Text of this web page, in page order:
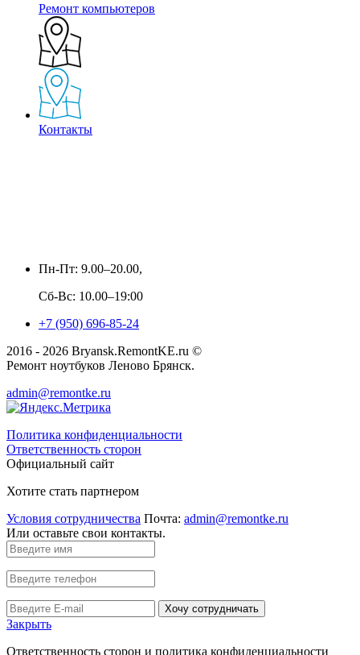
Ремонт компьютеров
Контакты
Пн-Пт: 9.00–20.00,
Сб-Вс: 10.00–19:00
+7 (950) 696-85-24
2016 - 2026 Bryansk.RemontKE.ru ©
Ремонт ноутбуков Леново Брянск.
admin@remontke.ru
Политика конфиденциальности
Ответственность сторон
Официальный сайт
Хотите стать партнером
Условия сотрудничества Почта: admin@remontke.ru
Или оставьте свои контакты.
Хочу сотрудничать
Закрыть
Ответственность сторон и политика конфиденциальности